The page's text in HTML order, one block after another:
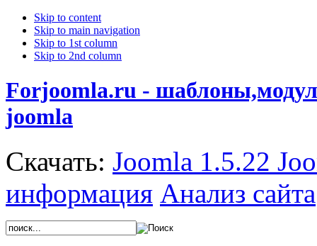
Skip to content
Skip to main navigation
Skip to 1st column
Skip to 2nd column
Forjoomla.ru -
joomla
Скачать: Joomla 1.5.22
информация Анализ сайта